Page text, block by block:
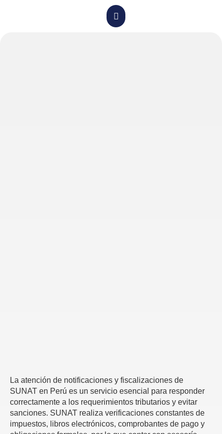
La atención de notificaciones y fiscalizaciones de
SUNAT en Perú es un servicio esencial para responder
correctamente a los requerimientos tributarios y evitar
sanciones. SUNAT realiza verificaciones constantes de
impuestos, libros electrónicos, comprobantes de pago y